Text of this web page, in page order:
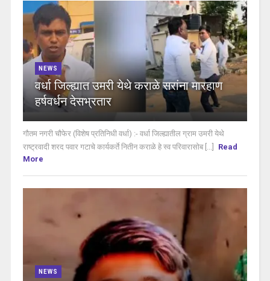
NEWS
वर्धा जिल्ह्यात उमरी येथे कराळे सरांना मारहाण
हर्षवर्धन देसभ्रतार
गौतम नगरी चौफेर (विशेष प्रतिनिधी वर्धा) :- वर्धा जिल्ह्यातील ग्राम उमरी येथे
राष्ट्रवादी शरद पवार गटाचे कार्यकर्ते नितीन कराळे हे स्व परिवारासोब [...]
Read
More
NEWS